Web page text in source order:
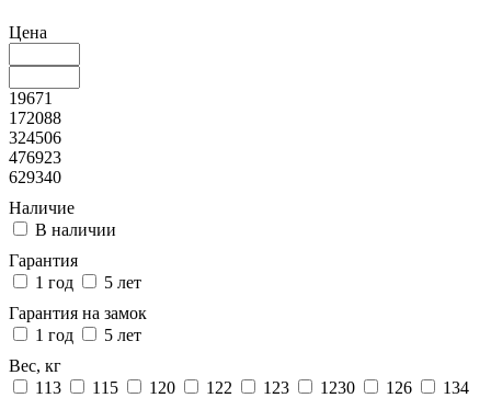
Цена
19671
172088
324506
476923
629340
Наличие
В наличии
Гарантия
1 год
5 лет
Гарантия на замок
1 год
5 лет
Вес, кг
113
115 120 122 123 1230 126
134